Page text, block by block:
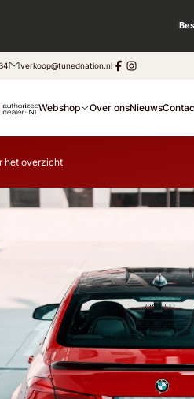
verkoop@tunednation.nl
Webshop Over onsNieuws
het overzicht